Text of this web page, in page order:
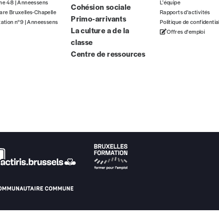
commandez au numéro.
papier ou numérique.
IBAN BE34 0010 7305 2190
moment, même après avoir reçu plusieurs numéros. Ce
Par numéro
48 | Anneessens
Bruxelles-Chapelle
n°9 | Anneessens
Cohésion sociale
Primo-arrivants
La culture a de la
classe
Centre de ressources
L’équipe
Rapports d'activités
Politique de
Offres d'emploi